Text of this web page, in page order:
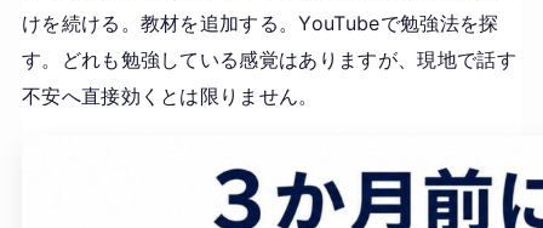
けを続ける。教材を追加する。YouTubeで勉強法を探
す。どれも勉強している感覚はありますが、現地で話す
不安へ直接効くとは限りません。